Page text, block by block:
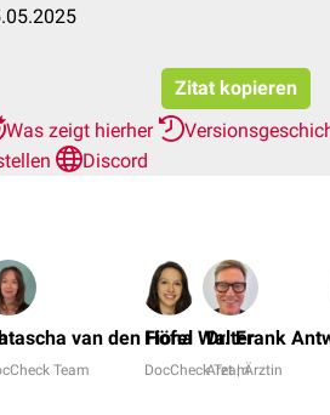
Zitat kopieren
Was zeigt hierher
Discord
van den Höfel
Team
Fiona Walter
DocCheck Team
Dr. Frank
Arzt | Ärztin